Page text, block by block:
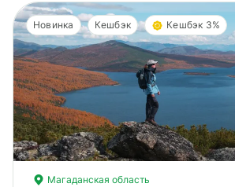
Индивидуальные
Корпоративные
О компании
Журнал
Сертификаты
Новинка Кешбэк Кешбэк 3%
Магаданская область